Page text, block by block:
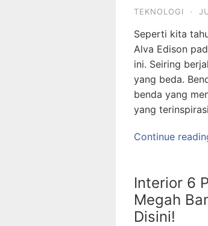
TEKNOLOGI ·
Seperti kita
Alva Edison
ini. Seiring
yang beda.
benda yang
yang
Continue
Interior 6
Megah
Disini!